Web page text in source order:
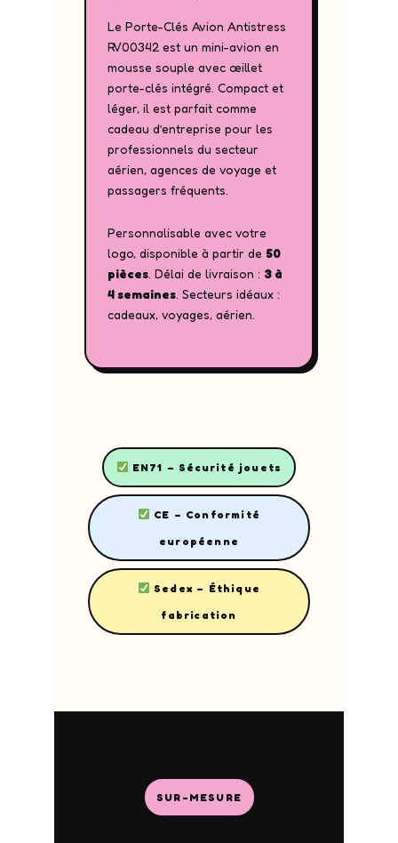
Le Porte-Clés Avion Antistress
RV00342 est un mini-avion en
mousse souple avec œillet
porte-clés intégré. Compact et
léger, il est parfait comme
cadeau d’entreprise pour les
professionnels du secteur
aérien, agences de voyage et
passagers fréquents.
Personnalisable avec votre
logo, disponible à partir de 50
pièces. Délai de livraison : 3 à
4 semaines. Secteurs idéaux :
cadeaux, voyages, aérien.
EN71 – Sécurité jouets
CE – Conformité
européenne
Sedex – Éthique
fabrication
SUR-MESURE